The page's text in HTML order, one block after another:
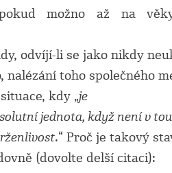
možno až na
odvíjí-li se jako nikdy
toho společného
kdy „je
jednota, když není v
.“ Proč je takový
(dovolte delší citaci):